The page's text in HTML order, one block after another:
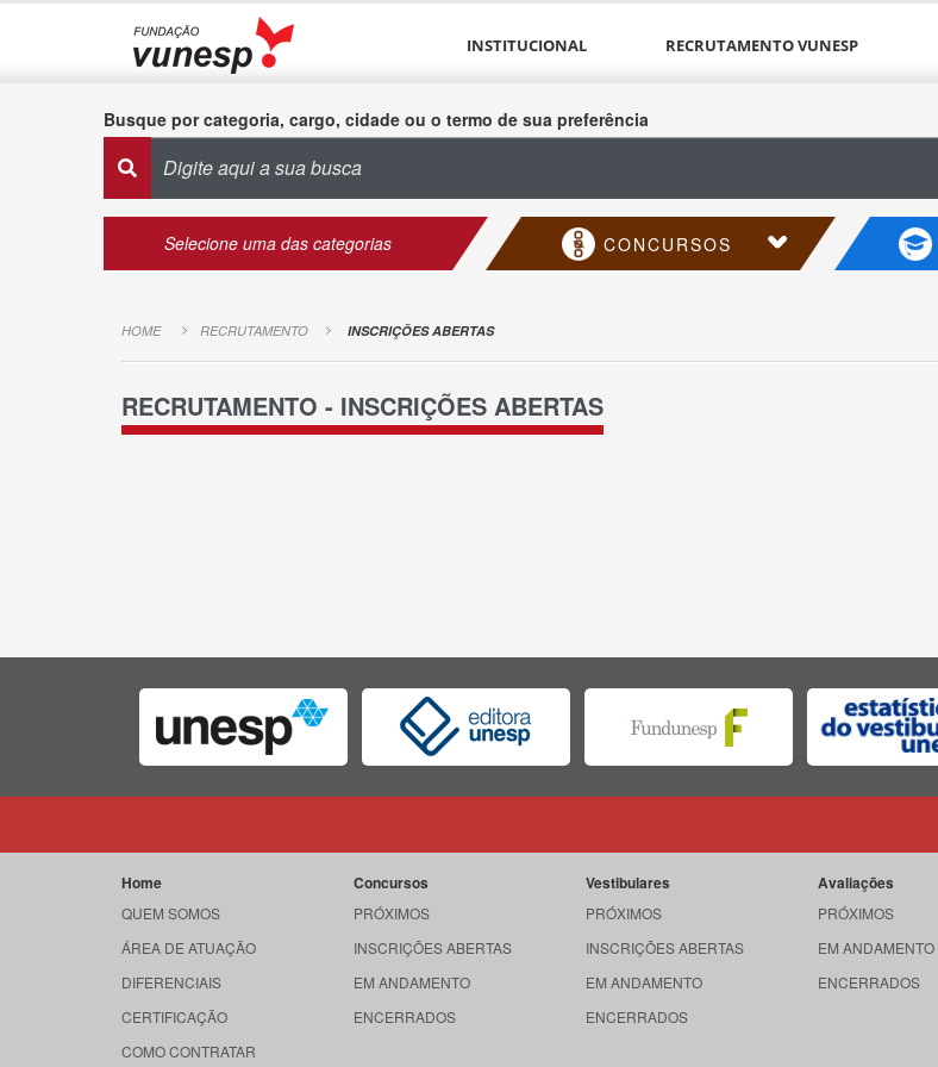
INSTITUCIONAL RECRUTAMENTO VUNESP
Busque por categoria, cargo, cidade ou o termo de sua preferência
Selecione uma das categorias CONCURSOS
HOME RECRUTAMENTO INSCRIÇÕES ABERTAS
RECRUTAMENTO - INSCRIÇÕES ABERTAS
Home
QUEM SOMOS
ÁREA DE ATUAÇÃO
DIFERENCIAIS
CERTIFICAÇÃO
COMO CONTRATAR
Concursos
PRÓXIMOS
INSCRIÇÕES ABERTAS
EM ANDAMENTO
ENCERRADOS
Vestibulares
PRÓXIMOS
INSCRIÇÕES ABERTAS
EM ANDAMENTO
ENCERRADOS
Avaliações
PRÓXIMOS
EM ANDAMENTO
ENCERRADOS